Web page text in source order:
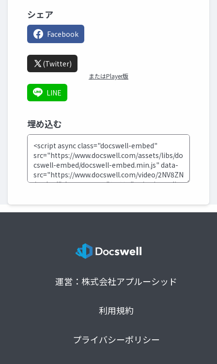
シェア
Facebook
(Twitter)
またはPlayer版
LINE
埋め込む
運営：株式会社アプルーシッド
利用規約
プライバシーポリシー